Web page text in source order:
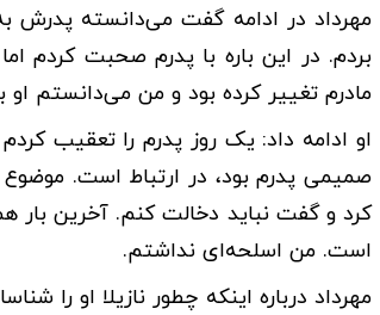
مهرداد در ادامه گفت می‌دانسته پدرش
بردم. در این باره با پدرم صحبت کردم
مادرم تغییر کرده بود و من می‌دانستم
او ادامه داد: یک روز پدرم را تعقیب
صمیمی ‌پدرم بود، در ارتباط است. موضوع
کرد و گفت نباید دخالت کنم. آخرین
است. من اسلحه‌ای نداشتم.
مهرداد درباره اینکه چطور نازیلا او